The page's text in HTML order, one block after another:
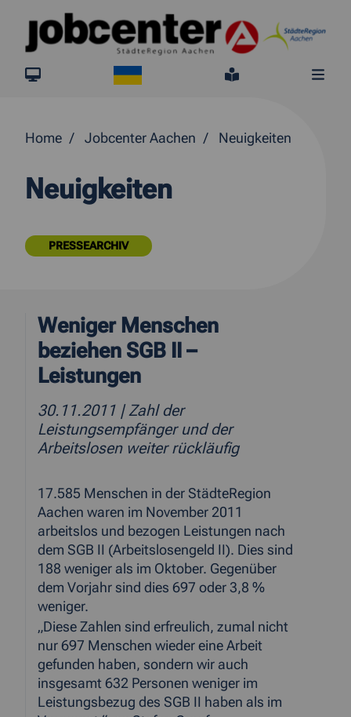
Springe direkt zum Inhalt
jobcenter.digital
Leichte
Home Jobcenter Aachen Neuigkeiten
Neuigkeiten
PRESSEARCHIV
Weniger Menschen
beziehen SGB II –
Leistungen
30.11.2011 | Zahl der
Leistungsempfänger und der
Arbeitslosen weiter rückläufig
17.585 Menschen in der StädteRegion
Aachen waren im November 2011
arbeitslos und bezogen Leistungen nach
dem SGB II (Arbeitslosengeld II). Dies sind
188 weniger als im Oktober. Gegenüber
dem Vorjahr sind dies 697 oder 3,8 %
weniger.
„Diese Zahlen sind erfreulich, zumal nicht
nur 697 Menschen wieder eine Arbeit
gefunden haben, sondern wir auch
insgesamt 632 Personen weniger im
Leistungsbezug des SGB II haben als im